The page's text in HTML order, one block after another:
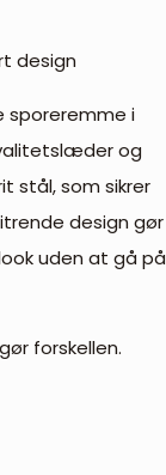
design
sporeremme i
og
stål, som sikrer
design gør
uden at gå på
forskellen.